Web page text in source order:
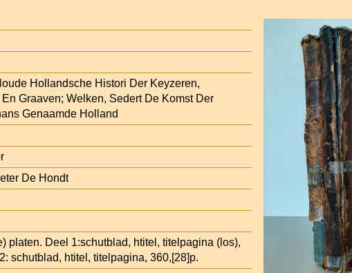
Hollandsche Histori Der Keyzeren,
Graaven; Welken, Sedert De Komst Der
Genaamde Holland
De Hondt
platen. Deel 1:schutblad, htitel, titelpagina (los),
schutblad, htitel, titelpagina, 360,[28]p.